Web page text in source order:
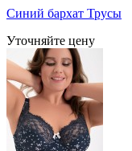
Синий бархат Трусы
Уточняйте цену